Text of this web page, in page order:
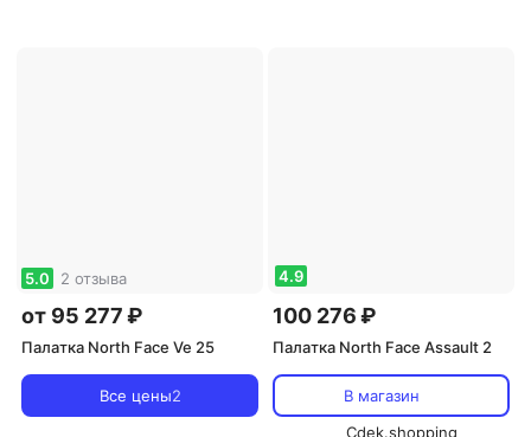
5.0 2 отзыва
от 95 277 ₽
Палатка North Face Ve 25
Все цены2
4.9
100 276 ₽
Палатка North Face Assault 2
В магазин
Cdek.shopping